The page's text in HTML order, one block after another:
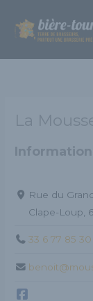
contenu
La
Rue du
Clape-Loup,
33 6 77 85 30